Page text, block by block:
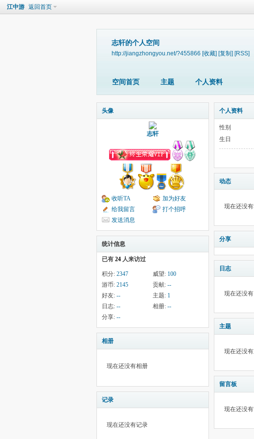
江中游 返回首页
志轩的个人空间
http://jiangzhongyou.net/?455866 [收藏] [复制] [RSS]
空间首页 主题 个人资料
头像
志轩
收听TA
加为好友
给我留言
打个招呼
发送消息
统计信息
已有 24 人来访过
积分: 2347 威望: 100
游币: 2145 贡献: --
好友: -- 主题: 1
日志: -- 相册: --
分享: --
相册
现在还没有相册
记录
现在还没有记录
个人资料
性别
生日
动态
现在还没
分享
日志
现在还没
主题
现在还没
留言板
现在还没